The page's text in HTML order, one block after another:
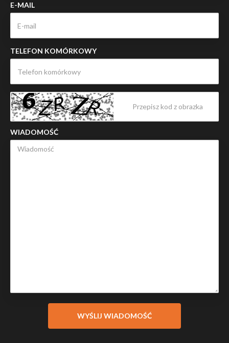
E-MAIL
TELEFON KOMÓRKOWY
WIADOMOŚĆ